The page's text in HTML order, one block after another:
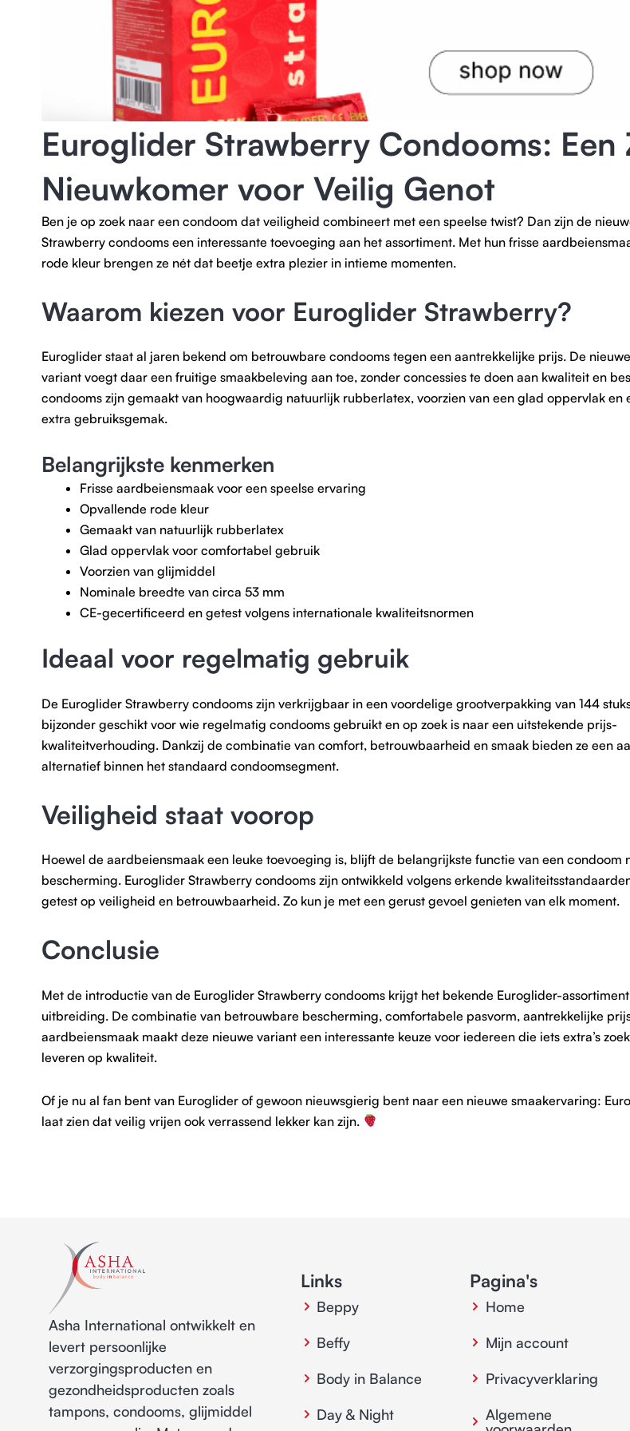
Euroglider Strawberry Condooms: Een
Nieuwkomer voor Veilig Genot
Ben je op zoek naar een condoom dat veiligheid combineert met een speelse twist? Dan zijn de
Strawberry condooms een interessante toevoeging aan het assortiment. Met hun frisse
rode kleur brengen ze nét dat beetje extra plezier in intieme momenten.
Waarom kiezen voor Euroglider Strawberry?
Euroglider staat al jaren bekend om betrouwbare condooms tegen een aantrekkelijke prijs. De
variant voegt daar een fruitige smaakbeleving aan toe, zonder concessies te doen aan kwaliteit en
condooms zijn gemaakt van hoogwaardig natuurlijk rubberlatex, voorzien van een glad oppervlak en
extra gebruiksgemak.
Belangrijkste kenmerken
Frisse aardbeiensmaak voor een speelse ervaring
Opvallende rode kleur
Gemaakt van natuurlijk rubberlatex
Glad oppervlak voor comfortabel gebruik
Voorzien van glijmiddel
Nominale breedte van circa 53 mm
CE-gecertificeerd en getest volgens internationale kwaliteitsnormen
Ideaal voor regelmatig gebruik
De Euroglider Strawberry condooms zijn verkrijgbaar in een voordelige grootverpakking van 144
bijzonder geschikt voor wie regelmatig condooms gebruikt en op zoek is naar een uitstekende prijs-
kwaliteitverhouding. Dankzij de combinatie van comfort, betrouwbaarheid en smaak bieden ze een
alternatief binnen het standaard condoomsegment.
Veiligheid staat voorop
Hoewel de aardbeiensmaak een leuke toevoeging is, blijft de belangrijkste functie van een condoom
bescherming. Euroglider Strawberry condooms zijn ontwikkeld volgens erkende
getest op veiligheid en betrouwbaarheid. Zo kun je met een gerust gevoel genieten van elk moment.
Conclusie
Met de introductie van de Euroglider Strawberry condooms krijgt het bekende Euroglider-
uitbreiding. De combinatie van betrouwbare bescherming, comfortabele pasvorm, aantrekkelijke
aardbeiensmaak maakt deze nieuwe variant een interessante keuze voor iedereen die iets extra’s
leveren op kwaliteit.
Of je nu al fan bent van Euroglider of gewoon nieuwsgierig bent naar een nieuwe smaakervaring:
laat zien dat veilig vrijen ook verrassend lekker kan zijn.
Pagina's
Home
Mijn account
Privacyverklaring
Algemene
Links
Beppy
Beffy
Body in Balance
Day & Night
Asha International ontwikkelt en
levert persoonlijke
verzorgingsproducten en
gezondheidsproducten zoals
tampons, condooms, glijmiddel